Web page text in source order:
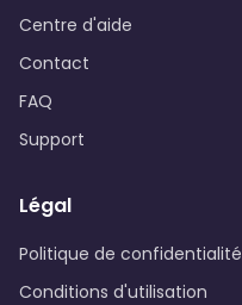
Centre d'aide
Contact
FAQ
Support
Légal
Politique de confidentialité
Conditions d'utilisation